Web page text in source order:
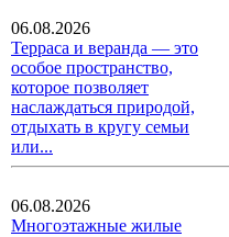
06.08.2026
Терраса и веранда — это
особое пространство,
которое позволяет
наслаждаться природой,
отдыхать в кругу семьи
или...
06.08.2026
Многоэтажные жилые